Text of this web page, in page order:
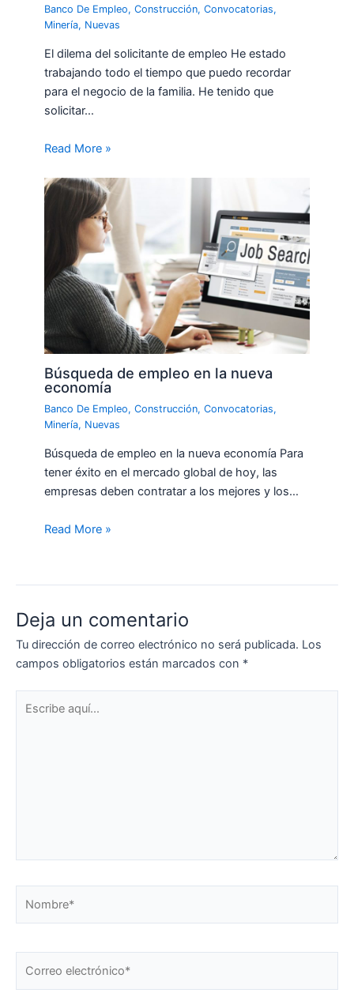
Banco De Empleo,Construcción,Convocatorias,
Minería, Nuevas
El dilema del solicitante de empleo He estado
trabajando todo el tiempo que puedo recordar
para el negocio de la familia. He tenido que
solicitar…
Read More »
Búsqueda de empleo en la nueva
economía
Banco De Empleo,Construcción,Convocatorias,
Minería, Nuevas
Búsqueda de empleo en la nueva economía Para
tener éxito en el mercado global de hoy, las
empresas deben contratar a los mejores y los…
Read More »
Deja un comentario
Tu dirección de correo electrónico no será publicada. Los
campos obligatorios están marcados con *
electrónico*